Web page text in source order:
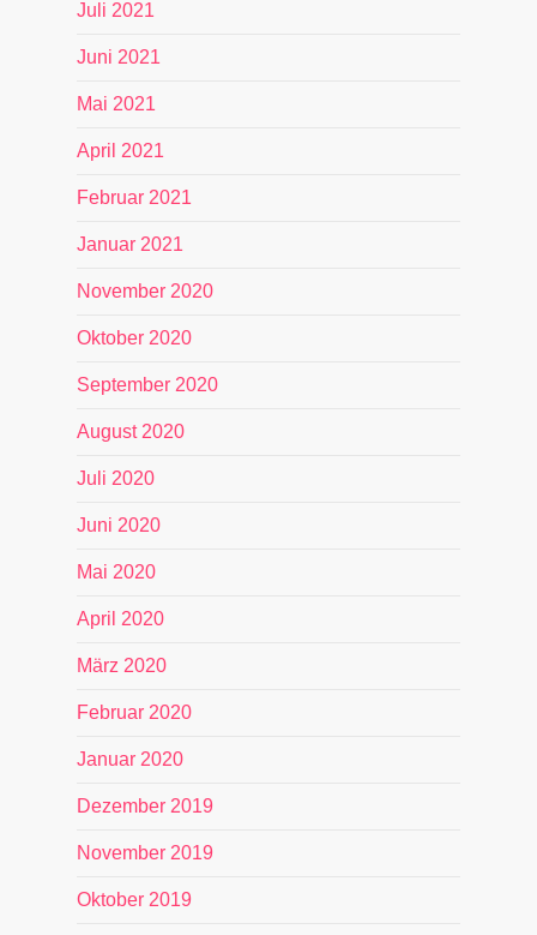
Juli 2021
Juni 2021
Mai 2021
April 2021
Februar 2021
Januar 2021
November 2020
Oktober 2020
September 2020
August 2020
Juli 2020
Juni 2020
Mai 2020
April 2020
März 2020
Februar 2020
Januar 2020
Dezember 2019
November 2019
Oktober 2019